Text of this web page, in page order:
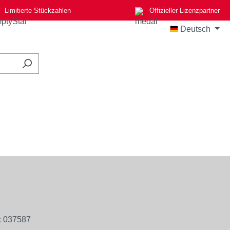
Limitierte Stückzahlen Offizieller Lizenzpartner
Deutsch
037587